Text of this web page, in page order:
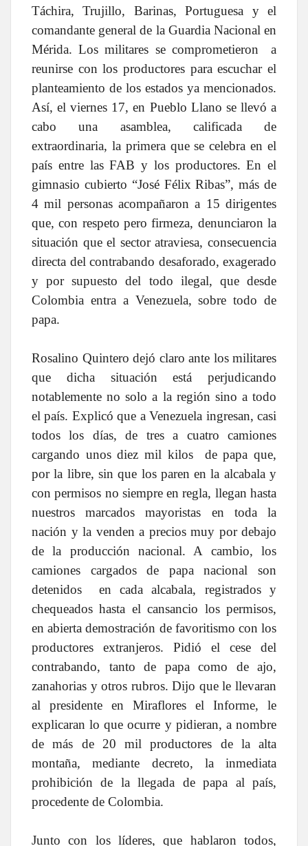
Táchira, Trujillo, Barinas, Portuguesa y el
comandante general de la Guardia Nacional en
Mérida. Los militares se comprometieron a
reunirse con los productores para escuchar el
planteamiento de los estados ya mencionados.
Así, el viernes 17, en Pueblo Llano se llevó a
cabo una asamblea, calificada de
extraordinaria, la primera que se celebra en el
país entre las FAB y los productores. En el
gimnasio cubierto “José Félix Ribas”, más de
4 mil personas acompañaron a 15 dirigentes
que, con respeto pero firmeza, denunciaron la
situación que el sector atraviesa, consecuencia
directa del contrabando desaforado, exagerado
y por supuesto del todo ilegal, que desde
Colombia entra a Venezuela, sobre todo de
papa.
Rosalino Quintero dejó claro ante los militares
que dicha situación está perjudicando
notablemente no solo a la región sino a todo
el país. Explicó que a Venezuela ingresan, casi
todos los días, de tres a cuatro camiones
cargando unos diez mil kilos de papa que,
por la libre, sin que los paren en la alcabala y
con permisos no siempre en regla, llegan hasta
nuestros marcados mayoristas en toda la
nación y la venden a precios muy por debajo
de la producción nacional. A cambio, los
camiones cargados de papa nacional son
detenidos en cada alcabala, registrados y
chequeados hasta el cansancio los permisos,
en abierta demostración de favoritismo con los
productores extranjeros. Pidió el cese del
contrabando, tanto de papa como de ajo,
zanahorias y otros rubros. Dijo que le llevaran
al presidente en Miraflores el Informe, le
explicaran lo que ocurre y pidieran, a nombre
de más de 20 mil productores de la alta
montaña, mediante decreto, la inmediata
prohibición de la llegada de papa al país,
procedente de Colombia.
Junto con los líderes, que hablaron todos,